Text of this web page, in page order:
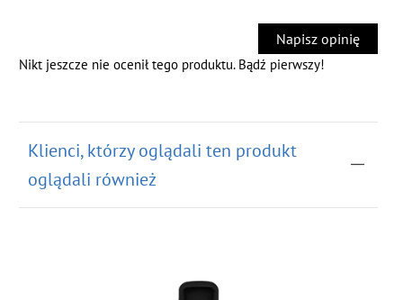
Napisz opinię
Nikt jeszcze nie ocenił tego produktu. Bądź pierwszy!
Klienci, którzy oglądali ten produkt
oglądali również